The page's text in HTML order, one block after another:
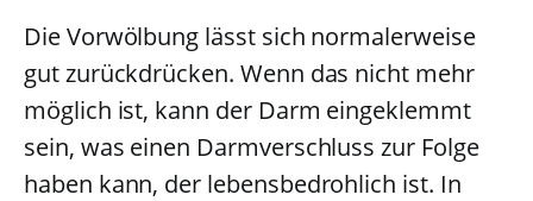
Die Vorwölbung lässt sich normalerweise
gut zurückdrücken. Wenn das nicht mehr
möglich ist, kann der Darm eingeklemmt
sein, was einen Darmverschluss zur Folge
haben kann, der lebensbedrohlich ist. In